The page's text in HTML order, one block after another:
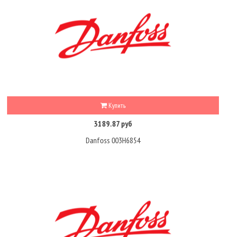
Купить
3189.87 руб
Danfoss 003H6854